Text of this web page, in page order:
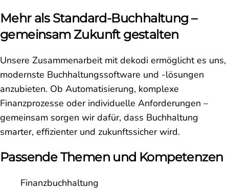
Mehr als Standard-Buchhaltung –
gemeinsam Zukunft gestalten
Unsere Zusammenarbeit mit dekodi ermöglicht es uns,
modernste Buchhaltungssoftware und -lösungen
anzubieten. Ob Automatisierung, komplexe
Finanzprozesse oder individuelle Anforderungen –
gemeinsam sorgen wir dafür, dass Buchhaltung
smarter, effizienter und zukunftssicher wird.
Passende Themen und Kompetenzen
Finanzbuchhaltung